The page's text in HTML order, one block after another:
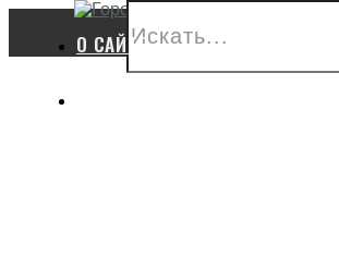
О САЙТЕ